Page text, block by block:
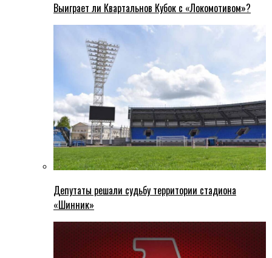
Выиграет ли Квартальнов Кубок с «Локомотивом»?
Депутаты решали судьбу территории стадиона
«Шинник»